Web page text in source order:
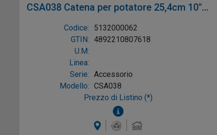
CSA038 Catena per potatore 25,4cm 10"
(RXPR01)
Codice:
5132000062
GTIN: 4892210807618
U.M:
Linea:
Serie: Accessorio
Modello: CSA038
Prezzo di Listino (*)